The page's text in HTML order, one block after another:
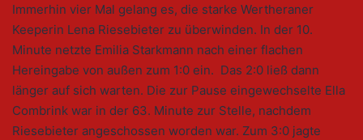
Immerhin vier Mal gelang es, die starke Wertheraner
Keeperin Lena Riesebieter zu überwinden. In der 10.
Minute netzte Emilia Starkmann nach einer flachen
Hereingabe von außen zum 1:0 ein. Das 2:0 ließ dann
länger auf sich warten. Die zur Pause eingewechselte Ella
Combrink war in der 63. Minute zur Stelle, nachdem
Riesebieter angeschossen worden war. Zum 3:0 jagte